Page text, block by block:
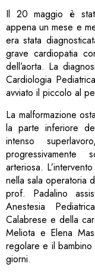
Il 20 maggio è
appena un mese e
era stata
grave cardiopatia
dell’aorta. La
Cardiologia
avviato il piccolo al
La malformazione
la parte inferiore
intenso
progressivamente
arteriosa.
nella sala operatoria
prof. Padalino
Anestesia
Calabrese e della
Meliota e Elena
regolare e il
giorni.